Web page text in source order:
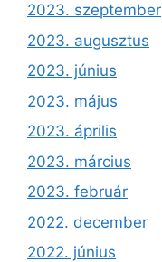
2023. szeptember
2023. augusztus
2023. június
2023. május
2023. április
2023. március
2023. február
2022. december
2022. június